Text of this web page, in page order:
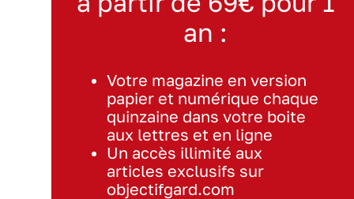
an :
Votre magazine en version
papier et numérique chaque
quinzaine dans votre boite
aux lettres et en ligne
Un accès illimité aux
articles exclusifs sur
objectifgard.com